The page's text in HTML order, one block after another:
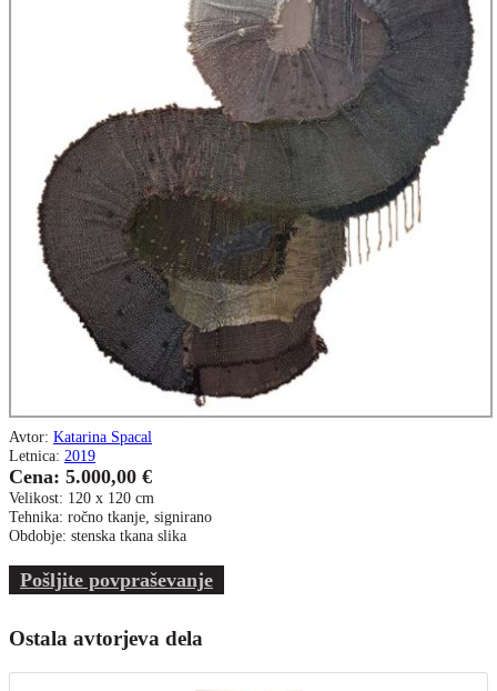
Avtor: Katarina Spacal
Letnica: 2019
Cena: 5.000,00 €
Velikost: 120 x 120 cm
Tehnika: ročno tkanje, signirano
Obdobje: stenska tkana slika
Pošljite povpraševanje
Ostala avtorjeva dela